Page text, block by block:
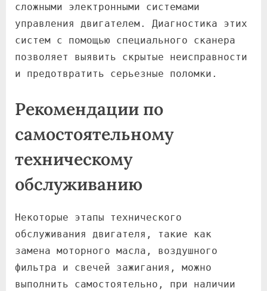
сложными электронными системами
управления двигателем. Диагностика этих
систем с помощью специального сканера
позволяет выявить скрытые неисправности
и предотвратить серьезные поломки.
Рекомендации по
самостоятельному
техническому
обслуживанию
Некоторые этапы технического
обслуживания двигателя, такие как
замена моторного масла, воздушного
фильтра и свечей зажигания, можно
выполнить самостоятельно, при наличии